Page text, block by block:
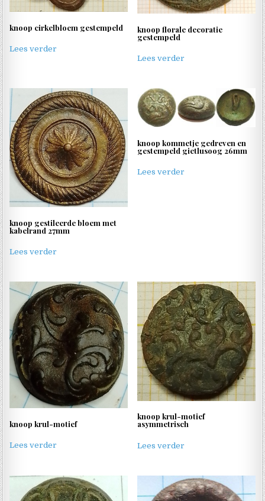
knoop cirkelbloem gestempeld
Lees verder
knoop florale decoratie
gestempeld
Lees verder
knoop gestileerde bloem met
kabelrand 27mm
Lees verder
knoop kommetje gedreven en
gestempeld gietlusoog 26mm
Lees verder
knoop krul-motief
Lees verder
knoop krul-motief
asymmetrisch
Lees verder